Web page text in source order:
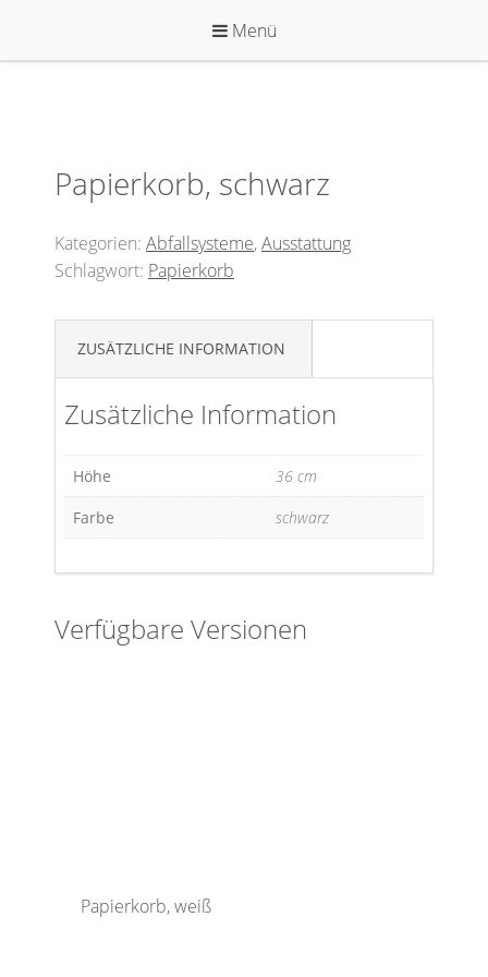
springen
Menü
Papierkorb, schwarz
Kategorien: Abfallsysteme,Ausstattung
Schlagwort: Papierkorb
ZUSÄTZLICHE INFORMATION
Zusätzliche Information
Höhe
36 cm
Farbe
schwarz
Verfügbare Versionen
Papierkorb, weiß